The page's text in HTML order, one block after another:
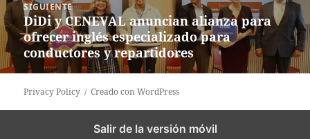
SIGUIENTE
Siguiente
entrada:
DiDi y CENEVAL anuncian alianza para
ofrecer inglés especializado para
conductores y repartidores
Privacy Policy Creado con WordPress
Salir de la versión móvil